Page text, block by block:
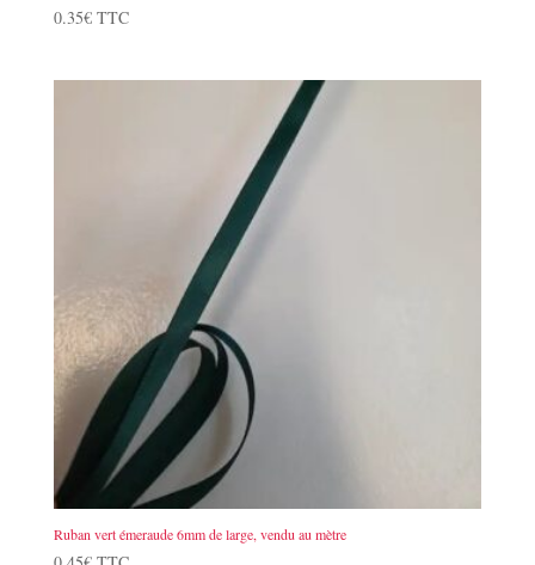
0.35€ TTC
Ruban vert émeraude 6mm de large, vendu au mètre